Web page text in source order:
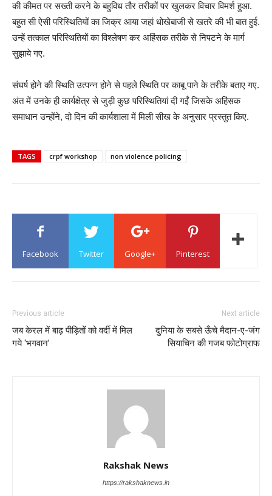
की कीमत पर सख्ती करने के बहुविध तौर तरीकों पर खुलकर विचार विमर्श हुआ.
बहुत सी ऐसी परिस्थितियों का जिक्र आया जहां धोखेबाजी से खतरे की भी बात हुई.
उन्हें तत्काल परिस्थितियों का विश्लेषण कर अहिंसक तरीके से निपटने के मार्ग
सुझाये गए.
संघर्ष होने की स्थिति उत्पन्न होने से पहले स्थिति पर काबू पाने के तरीके बताए गए.
अंत में उनके ही कार्यक्षेत्र से जुड़ी कुछ परिस्थितियां दी गईं जिसके अहिंसक
समाधान उन्होंने, दो दिन की कार्यशाला में मिली सीख के अनुसार प्रस्तुत किए.
TAGS crpf workshop non violence policing
Facebook Twitter Google+ Pinterest
Previous article
जब केरल में बाढ़ पीड़ितों को वर्दी में मिल
गये ‘भगवान’
Next article
दुनिया के सबसे ऊँचे मैदान-ए-जंग
सियाचिन की गजब फोटोग्राफ
Rakshak News
https://rakshaknews.in